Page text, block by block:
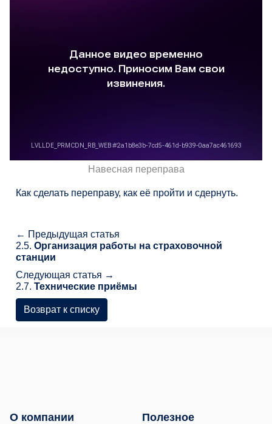
Навесная переправа
Как сделать переправу, как её пройти и сдернуть.
← Предыдущая статья
2.5. Организация работы на страховочной
станции
Следующая статья →
2.7. Технические приёмы
Возврат к списку
О компании Полезное